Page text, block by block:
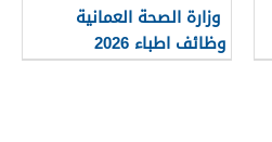
وزارة الصحة العمانية
وظائف اطباء 2026